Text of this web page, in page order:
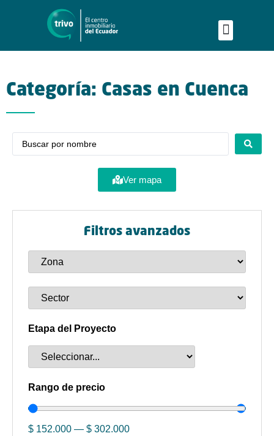
Categoría: Casas en Cuenca
Ver mapa
Filtros avanzados
Etapa del Proyecto
Rango de precio
$ 152.000 — $ 302.000